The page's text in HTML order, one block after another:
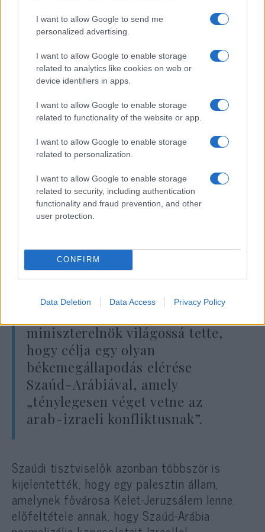
I want to allow Google to send me
personalized advertising.
I want to allow Google to enable storage
related to analytics like cookies on web or
device identifiers in apps.
I want to allow Google to enable storage
related to functionality of the website or app.
I want to allow Google to enable storage
related to personalization.
I want to allow Google to enable storage
related to security, including authentication
functionality and fraud prevention, and other
user protection.
CONFIRM
Data Deletion Data Access Privacy Policy
– mondta a Reuters által idézett
nyilatkozatában.
„Most annak jeleként, hogy mennyire
komolyan vesszük a kérdést és hogy
mennyire összpontosítunk erre, nem fogok
többet mondani, nehogy felborítsam az ebben
a kérdésben tett erőfeszítéseinket” – tette
hozzá.
Izraelről évek óta azt beszélik, hogy a
Arábiával, de a szaúdiak hevesen cáfolták
ezeket a híreszteléseket.
miniszterelnök világossá tette,
hogy célja egy olyan
békemegállapodás elérése
Szaúd-Arábiával, amely
„ténylegesen véget vetne az
arab-izraeli konfliktusnak”.
Szaúdi tisztviselők azonban többször is
kijelentették, hogy egy palesztin állam,
amelynek fővárosa Kelet-Jeruzsálem lenne,
előfeltétele annak, hogy Szaúd-Arábia